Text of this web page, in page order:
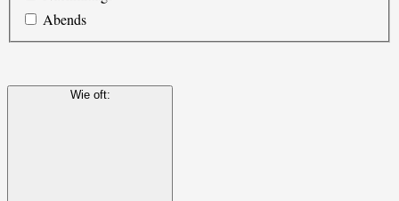
Abends
Wie oft: